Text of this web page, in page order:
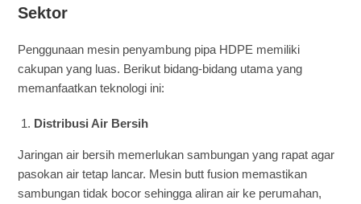
Sektor
Penggunaan mesin penyambung pipa HDPE memiliki
cakupan yang luas. Berikut bidang-bidang utama yang
memanfaatkan teknologi ini:
Distribusi Air Bersih
Jaringan air bersih memerlukan sambungan yang rapat agar
pasokan air tetap lancar. Mesin butt fusion memastikan
sambungan tidak bocor sehingga aliran air ke perumahan,